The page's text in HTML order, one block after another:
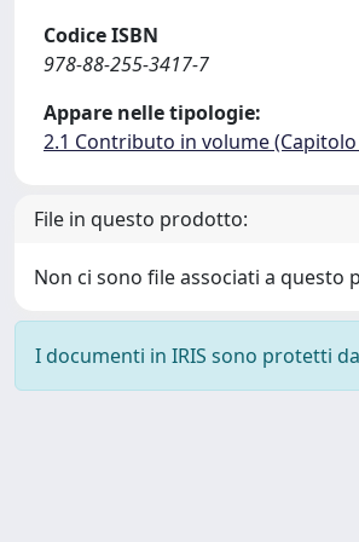
Codice ISBN
978-88-255-3417-7
Appare nelle tipologie:
2.1 Contributo in volume
File in questo prodotto:
Non ci sono file associati a questo
I documenti in IRIS sono protetti